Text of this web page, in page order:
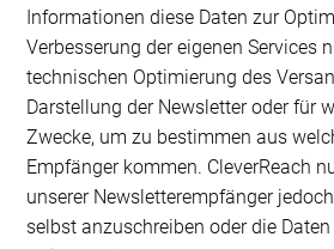
Informationen diese Daten zur
Verbesserung der eigenen Services
technischen Optimierung des
Darstellung der Newsletter oder für
Zwecke, um zu bestimmen aus
Empfänger kommen. CleverReach
unserer Newsletterempfänger
selbst anzuschreiben oder die